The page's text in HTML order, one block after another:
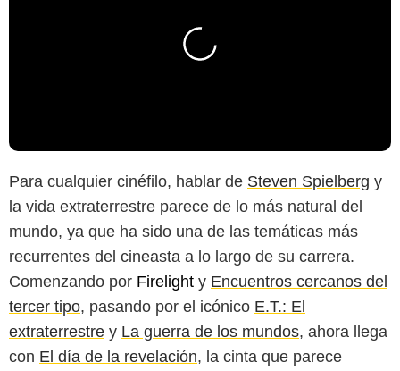
Para cualquier cinéfilo, hablar de Steven Spielberg y
la vida extraterrestre parece de lo más natural del
mundo, ya que ha sido una de las temáticas más
recurrentes del cineasta a lo largo de su carrera.
Comenzando por Firelight y Encuentros cercanos del
tercer tipo, pasando por el icónico E.T.: El
extraterrestre y La guerra de los mundos, ahora llega
con El día de la revelación, la cinta que parece